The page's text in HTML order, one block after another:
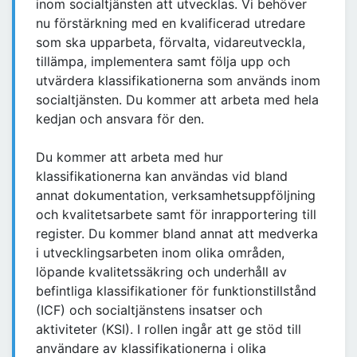
inom socialtjänsten att utvecklas. Vi behöver
nu förstärkning med en kvalificerad utredare
som ska upparbeta, förvalta, vidareutveckla,
tillämpa, implementera samt följa upp och
utvärdera klassifikationerna som används inom
socialtjänsten. Du kommer att arbeta med hela
kedjan och ansvara för den.
Du kommer att arbeta med hur
klassifikationerna kan användas vid bland
annat dokumentation, verksamhetsuppföljning
och kvalitetsarbete samt för inrapportering till
register. Du kommer bland annat att medverka
i utvecklingsarbeten inom olika områden,
löpande kvalitetssäkring och underhåll av
befintliga klassifikationer för funktionstillstånd
(ICF) och socialtjänstens insatser och
aktiviteter (KSI). I rollen ingår att ge stöd till
användare av klassifikationerna i olika